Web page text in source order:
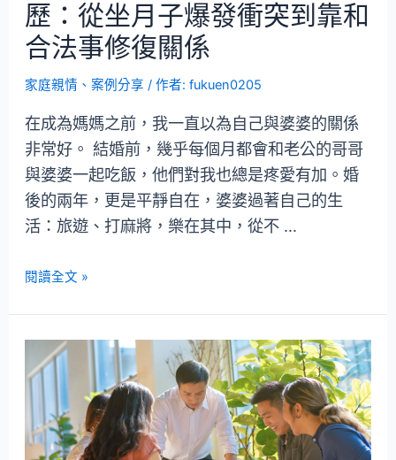
歷：從坐月子爆發衝突到靠和
合法事修復關係
家庭親情 、案例分享 / 作者:fukuen0205
在成為媽媽之前，我一直以為自己與婆婆的關係
非常好。 結婚前，幾乎每個月都會和老公的哥哥
與婆婆一起吃飯，他們對我也總是疼愛有加。婚
後的兩年，更是平靜自在，婆婆過著自己的生
活：旅遊、打麻將，樂在其中，從不 …
閱讀全文 »